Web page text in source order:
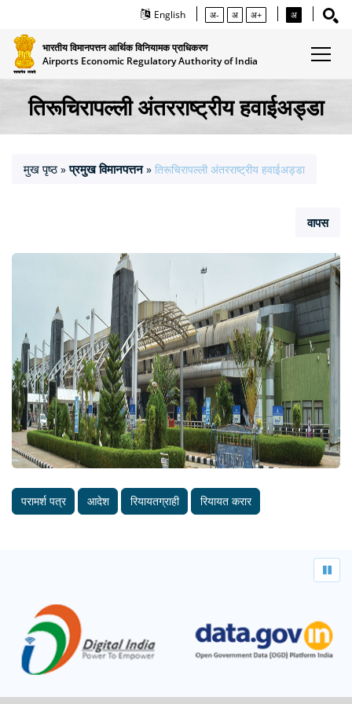
English अ- अ अ+ अ
भारतीय विमानपत्तन आर्थिक विनियामक प्राधिकरण
Airports Economic Regulatory Authority of India
तिरूचिरापल्‍ली अंतरराष्‍ट्रीय हवाईअड्डा
मुख पृष्ठ » प्रमुख विमानपत्तन » तिरूचिरापल्‍ली अंतरराष्‍ट्रीय हवाईअड्डा
वापस
परामर्श पत्र आदेश रियायतग्राही रियायत करार